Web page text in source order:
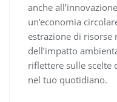
anche
un’economia
estrazione di
dell’impatto
riflettere sulle scelte
nel tuo quotidiano.